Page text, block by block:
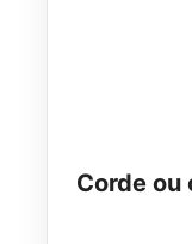
Corde ou